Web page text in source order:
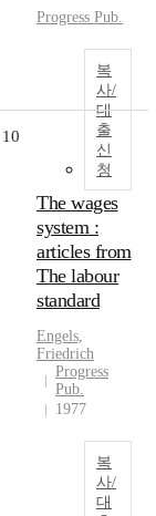
Progress Pub.
복
사/
대
출
신
청
10
The wages
system :
articles from
The labour
standard
Engels,
Friedrich
Progress
Pub.
1977
복
사/
대